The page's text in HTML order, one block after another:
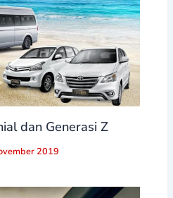
dan Generasi Z
2019